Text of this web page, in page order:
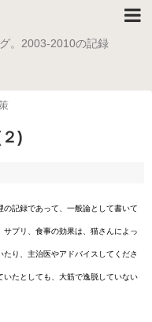
。2003-2010の記録
)
記録であって、一般論として書いて
プリ、食事の効果は、猫さんによっ
り、主治医やアドバイスしてくださ
たとしても、大筋で逸脱していない